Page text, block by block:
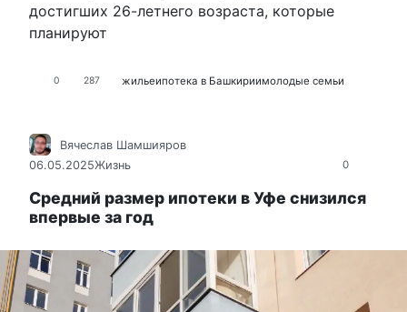
достигших 26-летнего возраста, которые
планируют
0 287 жильеипотека в Башкириимолодые семьи
0
Вячеслав Шамшияров
06.05.2025Жизнь
Средний размер ипотеки в Уфе снизился
впервые за год